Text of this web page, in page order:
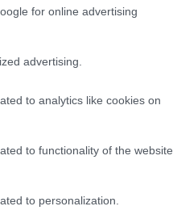
for online advertising
advertising.
to analytics like cookies on
to functionality of the website
to personalization.
víctimas en
por COVID-
atentos a su
acortado los
con el grupo a